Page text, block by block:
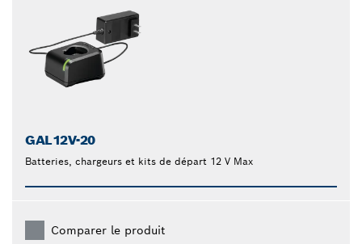
GAL12V-20
Batteries, chargeurs et kits de départ 12 V Max
Comparer le produit